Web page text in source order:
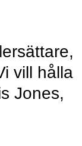
vill hålla
Jones,